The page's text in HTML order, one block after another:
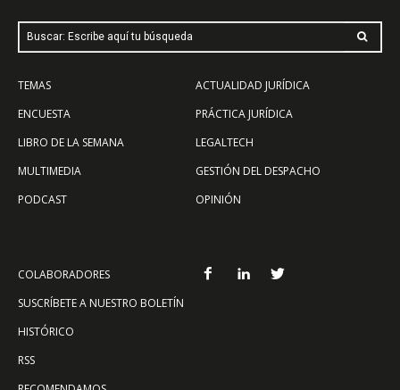
Buscar: Escribe aquí tu búsqueda
TEMAS
ENCUESTA
LIBRO DE LA SEMANA
MULTIMEDIA
PODCAST
ACTUALIDAD JURÍDICA
PRÁCTICA JURÍDICA
LEGALTECH
GESTIÓN DEL DESPACHO
OPINIÓN
COLABORADORES
SUSCRÍBETE A NUESTRO BOLETÍN
HISTÓRICO
RSS